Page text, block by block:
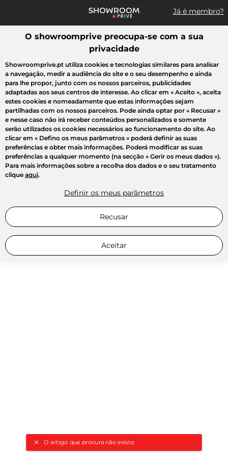
Já é membro?
Pesquisar uma marca, um artigo, uma venda...
O artigo que procura não existe.
Todas as vendas Moda Desporto Casa Criança Beleza
O showroomprive preocupa-se com a sua
privacidade
Showroomprive.pt utiliza cookies e tecnologias similares para analisar
a navegação, medir a audiência do site e o seu desempenho e ainda
para lhe propor, junto com os nossos parceiros, publicidades
adaptadas aos seus centros de interesse. Ao clicar em « Aceito », aceita
estes cookies e nomeadamente que estas informações sejam
partilhadas com os nossos parceiros. Pode ainda optar por « Recusar »
e nesse caso não irá receber conteúdos personalizados e somente
serão utilizados os cookies necessários ao funcionamento do site. Ao
clicar em « Defino os meus parâmetros » poderá definir as suas
preferências e obter mais informações. Poderá modificar as suas
preferências a qualquer momento (na secção « Gerir os meus dados »).
Para mais informações sobre a recolha dos dados e o seu tratamento
clique aqui.
Definir os meus parâmetros
Recusar
Aceitar